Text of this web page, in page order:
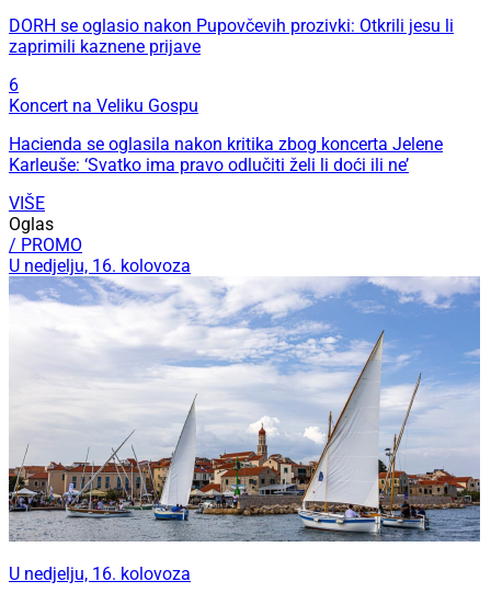
DORH se oglasio nakon Pupovčevih prozivki: Otkrili jesu li
zaprimili kaznene prijave
6
Koncert na Veliku Gospu
Hacienda se oglasila nakon kritika zbog koncerta Jelene
Karleuše: ‘Svatko ima pravo odlučiti želi li doći ili ne’
VIŠE
Oglas
/ PROMO
U nedjelju, 16. kolovoza
U nedjelju, 16. kolovoza